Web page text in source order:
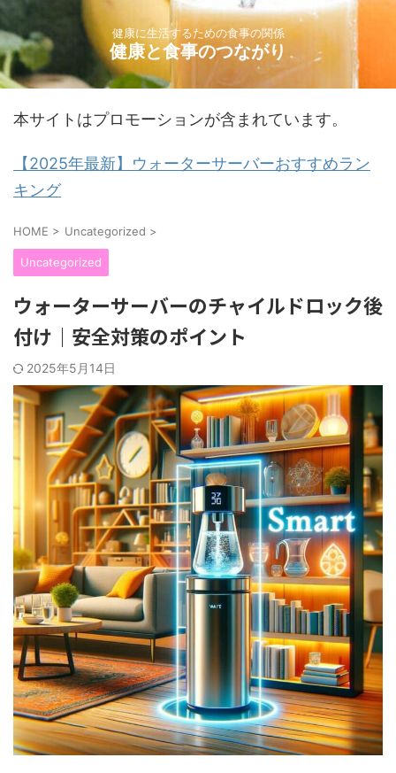
健康に生活するための食事の関係
健康と食事のつながり
本サイトはプロモーションが含まれています。
【2025年最新】ウォーターサーバーおすすめラン
キング
HOME > Uncategorized >
Uncategorized
ウォーターサーバーのチャイルドロック後
付け｜安全対策のポイント
2025年5月14日